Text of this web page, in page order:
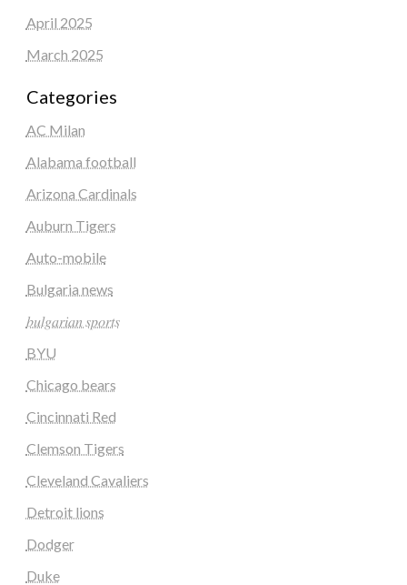
April 2025
March 2025
Categories
AC Milan
Alabama football
Arizona Cardinals
Auburn Tigers
Auto-mobile
Bulgaria news
𝑏𝑢𝑙𝑔𝑎𝑟𝑖𝑎𝑛 𝑠𝑝𝑜𝑟𝑡𝑠
BYU
Chicago bears
Cincinnati Red
Clemson Tigers
Cleveland Cavaliers
Detroit lions
Dodger
Duke